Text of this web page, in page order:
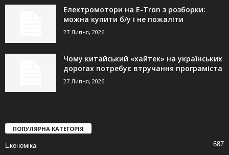
Електромотори на E-Tron з розборки:
можна купити б/у і не пожаліти
27 Липня, 2026
Чому китайський «хайтек» на українських
дорогах потребує втручання програміста
27 Липня, 2026
ПОПУЛЯРНА КАТЕГОРІЯ
Економіка 687